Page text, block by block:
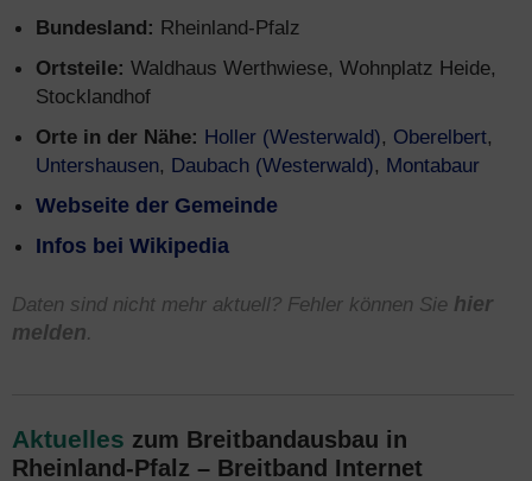
Bundesland: Rheinland-Pfalz
Ortsteile: Waldhaus Werthwiese, Wohnplatz Heide,
Stocklandhof
Orte in der Nähe: Holler (Westerwald), Oberelbert,
Untershausen, Daubach (Westerwald), Montabaur
Webseite der Gemeinde
Infos bei Wikipedia
Daten sind nicht mehr aktuell? Fehler können Sie hier
melden.
Aktuelles zum Breitbandausbau in
Rheinland-Pfalz – Breitband Internet